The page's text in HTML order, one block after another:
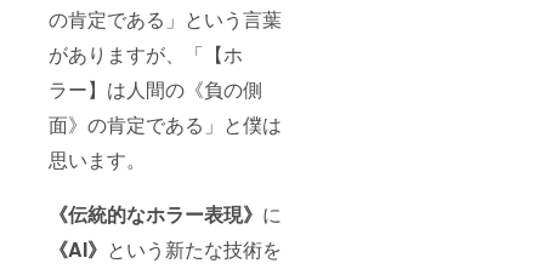
の肯定である」という言葉
がありますが、「【ホ
ラー】は人間の《負の側
面》の肯定である」と僕は
思います。
《伝統的なホラー表現》 に
《AI》 という新たな技術を